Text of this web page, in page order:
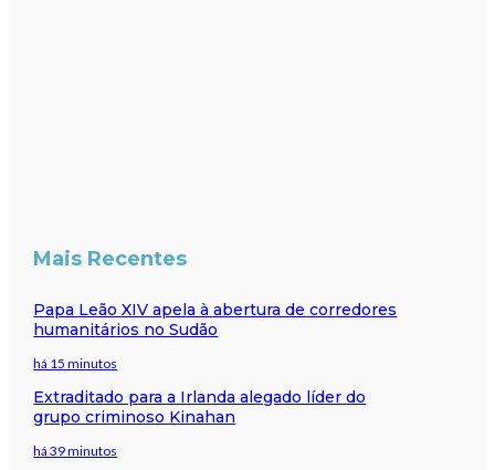
Mais Recentes
Papa Leão XIV apela à abertura de corredores
humanitários no Sudão
há 15 minutos
Extraditado para a Irlanda alegado líder do
grupo criminoso Kinahan
há 39 minutos